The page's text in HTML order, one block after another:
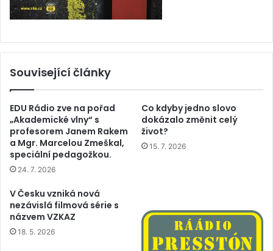
Související články
EDU Rádio zve na pořad
„Akademické vlny“ s
profesorem Janem Rakem
a Mgr. Marcelou Zmeškal,
speciální pedagožkou.
24. 7. 2026
Co kdyby jedno slovo
dokázalo změnit celý
život?
15. 7. 2026
V Česku vzniká nová
nezávislá filmová série s
názvem VZKAZ
18. 5. 2026